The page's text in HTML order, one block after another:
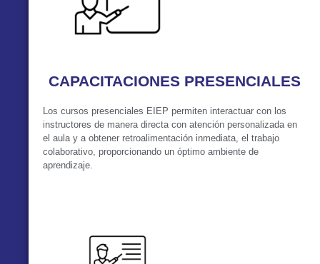
CAPACITACIONES PRESENCIALES
Los cursos presenciales EIEP permiten interactuar con los
instructores de manera directa con atención personalizada en
el aula y a obtener retroalimentación inmediata, el trabajo
colaborativo, proporcionando un óptimo ambiente de
aprendizaje.